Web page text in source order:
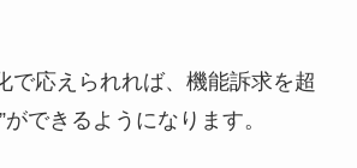
で応えられれば、機能訴求を超
ができるようになります。